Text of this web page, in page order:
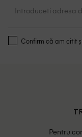
Confirm că am citit
Pentru